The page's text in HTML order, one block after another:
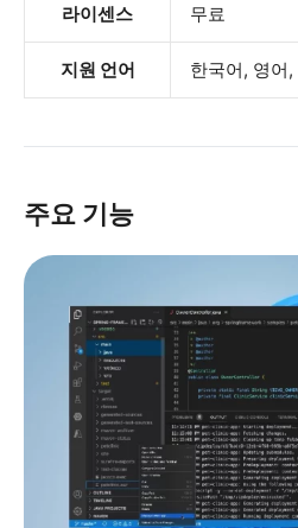
라이센스 무료
지원 언어 한국어, 영어,
주요 기능